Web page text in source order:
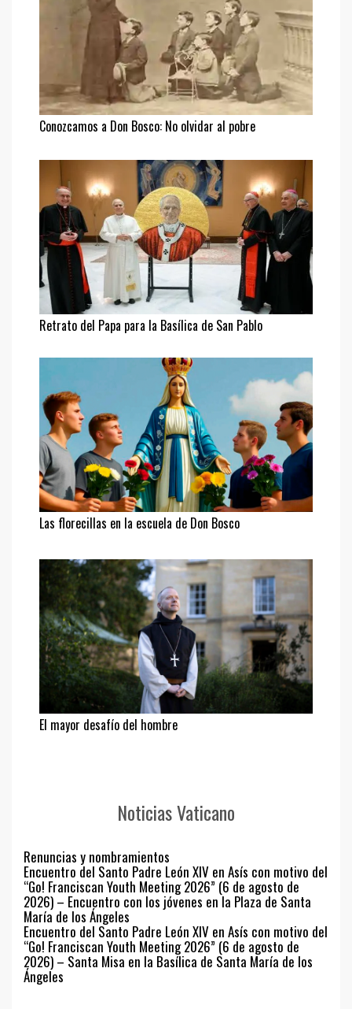
Conozcamos a Don Bosco: No olvidar al pobre
Retrato del Papa para la Basílica de San Pablo
Las florecillas en la escuela de Don Bosco
El mayor desafío del hombre
Noticias Vaticano
Renuncias y nombramientos
Encuentro del Santo Padre León XIV en Asís con motivo del
“Go! Franciscan Youth Meeting 2026” (6 de agosto de
2026) – Encuentro con los jóvenes en la Plaza de Santa
María de los Ángeles
Encuentro del Santo Padre León XIV en Asís con motivo del
“Go! Franciscan Youth Meeting 2026” (6 de agosto de
2026) – Santa Misa en la Basílica de Santa María de los
Ángeles